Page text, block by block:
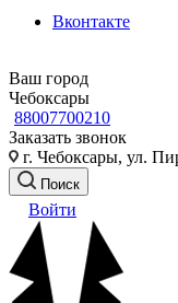
Вконтакте
Ваш город
Чебоксары
88007700210
Заказать звонок
г. Чебоксары, ул.
Поиск
Войти